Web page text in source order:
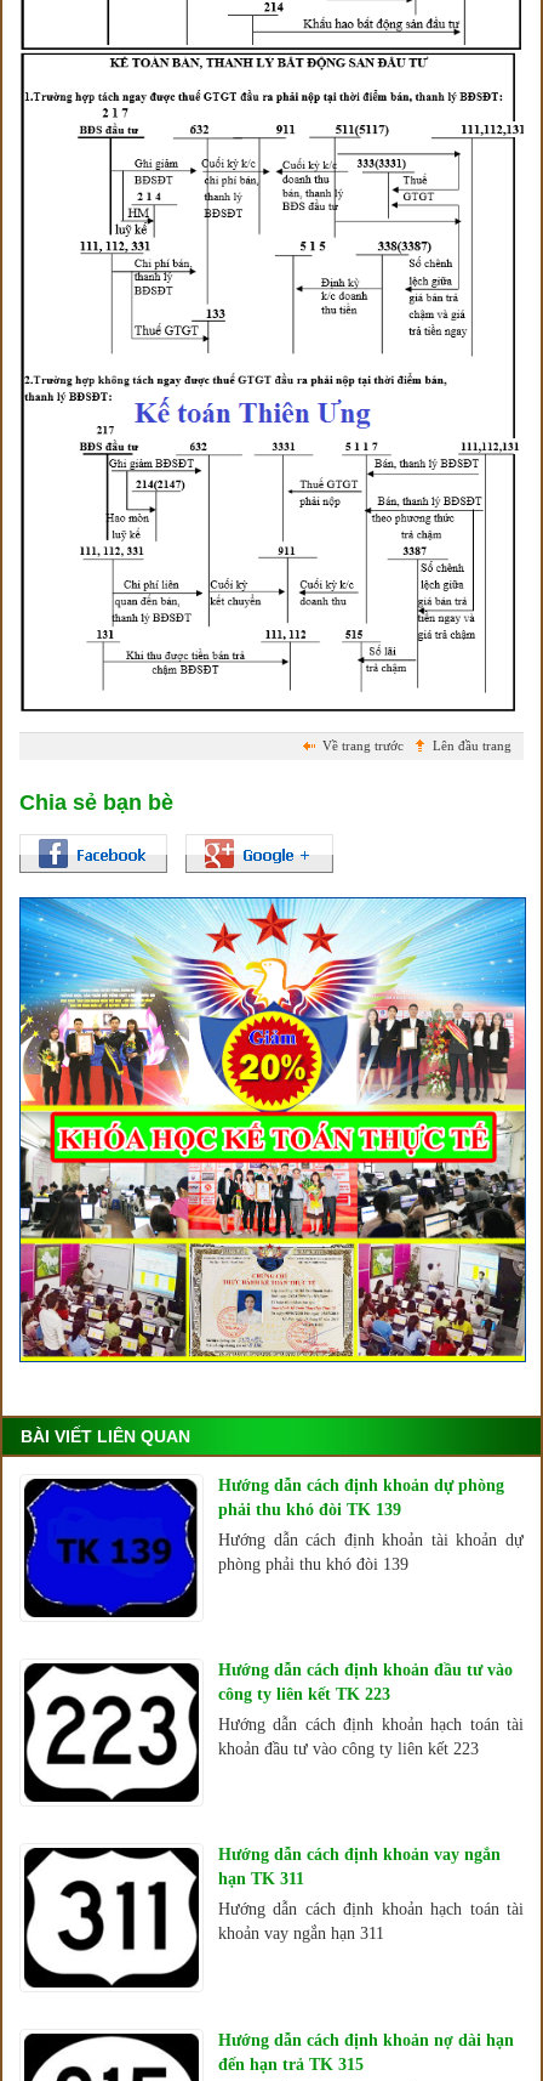
Lên đầu trang
Về trang trước
Chia sẻ bạn bè
BÀI VIẾT LIÊN QUAN
Hướng dẫn cách định khoản dự phòng
phải thu khó đòi TK 139
Hướng dẫn cách định khoản tài khoản dự
phòng phải thu khó đòi 139
Hướng dẫn cách định khoản đầu tư vào
công ty liên kết TK 223
Hướng dẫn cách định khoản hạch toán tài
khoản đầu tư vào công ty liên kết 223
Hướng dẫn cách định khoản vay ngắn
hạn TK 311
Hướng dẫn cách định khoản hạch toán tài
khoản vay ngắn hạn 311
Hướng dẫn cách định khoản nợ dài hạn
đến hạn trả TK 315